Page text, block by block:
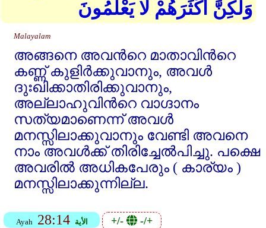
وَلَٰكِنَّ أَكْثَرَهُمْ لَا يَعْلَمُونَ
Malayalam
അങ്ങനെ അവന്‍റെ മാതാവിന്‍റെ
കണ്ണ്‌ കുളിര്‍ക്കുവാനും, അവള്‍
ദുഃഖിക്കാതിരിക്കുവാനും,
അല്ലാഹുവിന്‍റെ വാഗ്ദാനം
സത്യമാണെന്ന്‌ അവള്‍
മനസ്സിലാക്കുവാനും വേണ്ടി അവനെ
നാം അവള്‍ക്ക്‌ തിരിച്ചേല്‍പിച്ചു. പക്ഷെ
അവരില്‍ അധികപേരും ( കാര്യം )
മനസ്സിലാക്കുന്നില്ല.
Ayah 28:14 الأية +/- -/+